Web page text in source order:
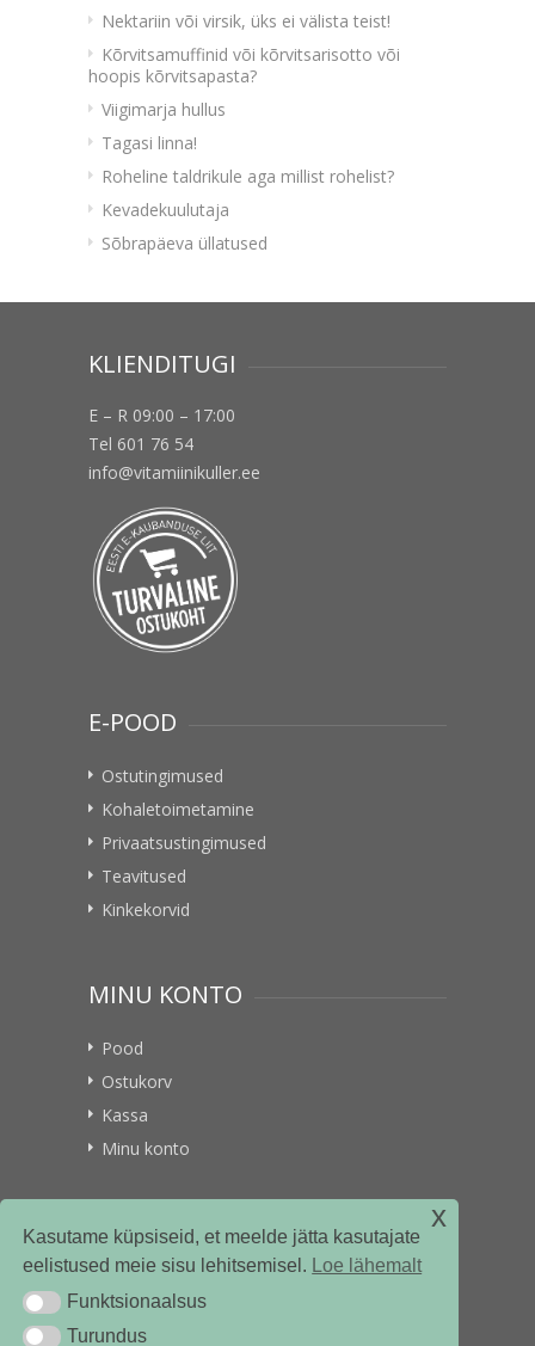
Kasutame küpsiseid, et meelde jätta kasutajate
eelistused meie sisu lehitsemisel. Loe lähemalt
Funktsionaalsus
Funktsionaalsus
TurundusTurundus
x
Nektariin või virsik, üks ei välista teist!
Kõrvitsamuffinid või kõrvitsarisotto või
hoopis kõrvitsapasta?
Viigimarja hullus
Tagasi linna!
Roheline taldrikule aga millist rohelist?
Kevadekuulutaja
Sõbrapäeva üllatused
KLIENDITUGI
E – R 09:00 – 17:00
Tel 601 76 54
info@vitamiinikuller.ee
E-POOD
Ostutingimused
Kohaletoimetamine
Privaatsustingimused
Teavitused
Kinkekorvid
MINU KONTO
Pood
Ostukorv
Kassa
Minu konto
VITAMIINIKULLER.EE